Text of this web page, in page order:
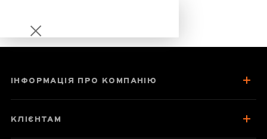
Удун Мі Лань
ІНФОРМАЦІЯ ПРО КОМПАНІЮ
КЛІЄНТАМ